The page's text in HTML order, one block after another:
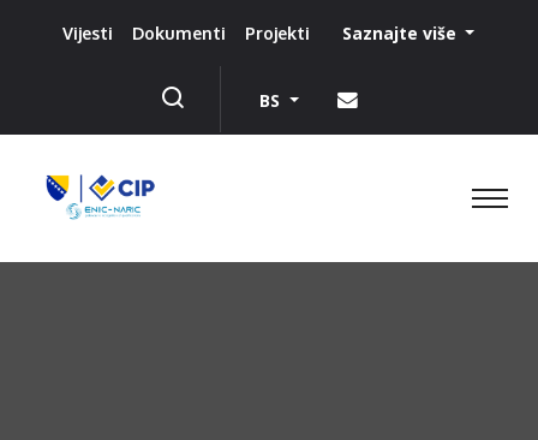
Vijesti Dokumenti Projekti Saznajte više
BS